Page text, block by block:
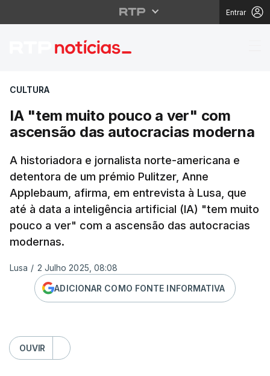
Entrar
IA "tem muito pouco
CULTURA
IA "tem muito pouco a ver" com
ascensão das autocracias moderna
A historiadora e jornalista norte-americana e
detentora de um prémio Pulitzer, Anne
Applebaum, afirma, em entrevista à Lusa, que
até à data a inteligência artificial (IA) "tem muito
pouco a ver" com a ascensão das autocracias
modernas.
Lusa / 2 Julho 2025, 08:08
ADICIONAR COMO FONTE INFORMATIVA
OUVIR